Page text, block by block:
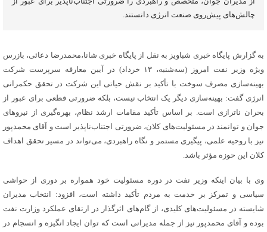
چالش‌های پیش‌روی صنعت انرژی دانستند.
به گزارش پایگاه خبری شباویز به نقل از پایگاه خبری شانا،محمدرضا دعائی، بازرس
ویژه وزیر نفت امروز (سه‌شنبه، ۱۳ خرداد) در آیین معارفه سرپرست شرکت
بهینه‌سازی مصرف سوخت با تأکید بر نقش حیاتی این شرکت در تحقق حکمرانی
انرژی گفت: بهینه‌سازی دیگر یک انتخاب نیست، بلکه ضرورتی قطعی برای عبور از
بحران ناترازی است. بر اساس تأکید مقامات ارشد نظام، بهره‌گیری از نیروهای
جوان و توانمند در مسئولیت‌های کلان، ضرورتی اجتناب‌ناپذیر است و آقای محمدپور
نیز با روحیه علمی، پیگیری مستمر و نگاه راهبردی، می‌تواند در مسیر تحقق اهداف
کلان این حوزه مؤثر باشد.
وی با بیان اینکه وزیر نفت در دوره مسئولیت خود همواره بر دوری از حواشی
سیاسی و تمرکز بر خدمت به مردم تأکید داشته است، افزود: انتخاب مدیران
شایسته در مسئولیت‌های کلیدی، از گام‌های اثرگذار در ارتقای عملکرد وزارت نفت
بوده و آقای محمدپور نیز از جمله مدیرانی است که توان ایجاد انگیزه و انسجام در